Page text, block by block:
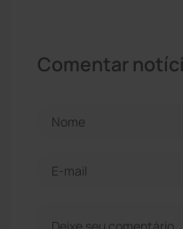
Comentar